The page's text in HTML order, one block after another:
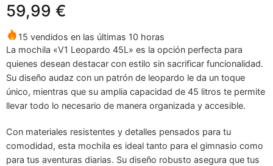
59,99 €
15 vendidos en las últimas 10 horas
La mochila «V1 Leopardo 45L» es la opción perfecta para
quienes desean destacar con estilo sin sacrificar funcionalidad.
Su diseño audaz con un patrón de leopardo le da un toque
único, mientras que su amplia capacidad de 45 litros te permite
llevar todo lo necesario de manera organizada y accesible.
Con materiales resistentes y detalles pensados para tu
comodidad, esta mochila es ideal tanto para el gimnasio como
para tus aventuras diarias. Su diseño robusto asegura que tus